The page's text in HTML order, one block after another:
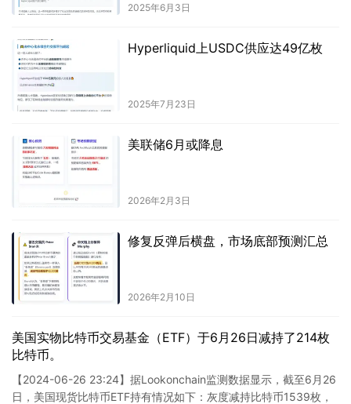
2025年6月3日
Hyperliquid上USDC供应达49亿枚
2025年7月23日
美联储6月或降息
2026年2月3日
修复反弹后横盘，市场底部预测汇总
2026年2月10日
美国实物比特币交易基金（ETF）于6月26日减持了214枚
比特币。
【2024-06-26 23:24】据Lookonchain监测数据显示，截至6月26
日，美国现货比特币ETF持有情况如下：灰度减持比特币1539枚，